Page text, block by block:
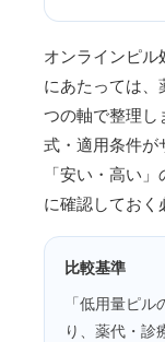
オンラインピル
にあたっては、
つの軸で整理し
式・適用条件が
「安い・高い
に確認しておく
比較基準
「低用量ピ
り、薬代・診